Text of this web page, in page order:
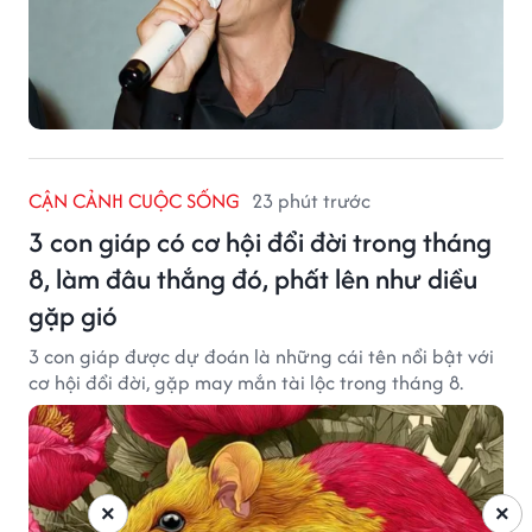
CẬN CẢNH CUỘC SỐNG 23 phút trước
3 con giáp có cơ hội đổi đời trong tháng
8, làm đâu thắng đó, phất lên như diều
gặp gió
3 con giáp được dự đoán là những cái tên nổi bật với
cơ hội đổi đời, gặp may mắn tài lộc trong tháng 8.
×
×